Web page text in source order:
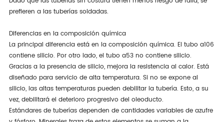
prefieren a las tuberías soldadas.
Diferencias en la composición química
La principal diferencia está en la composición química. El tubo a106
contiene silicio. Por otro lado, el tubo a53 no contiene silicio.
Gracias a la presencia de silicio, mejora la resistencia al calor. Está
diseñado para servicio de alta temperatura. Si no se expone al
silicio, las altas temperaturas pueden debilitar la tubería. Esto, a su
vez, debilitará el deterioro progresivo del oleoducto.
Estándares de tuberías dependen de cantidades variables de azufre